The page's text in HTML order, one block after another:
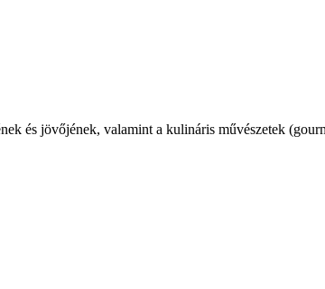
és jövőjének, valamint a kulináris művészetek